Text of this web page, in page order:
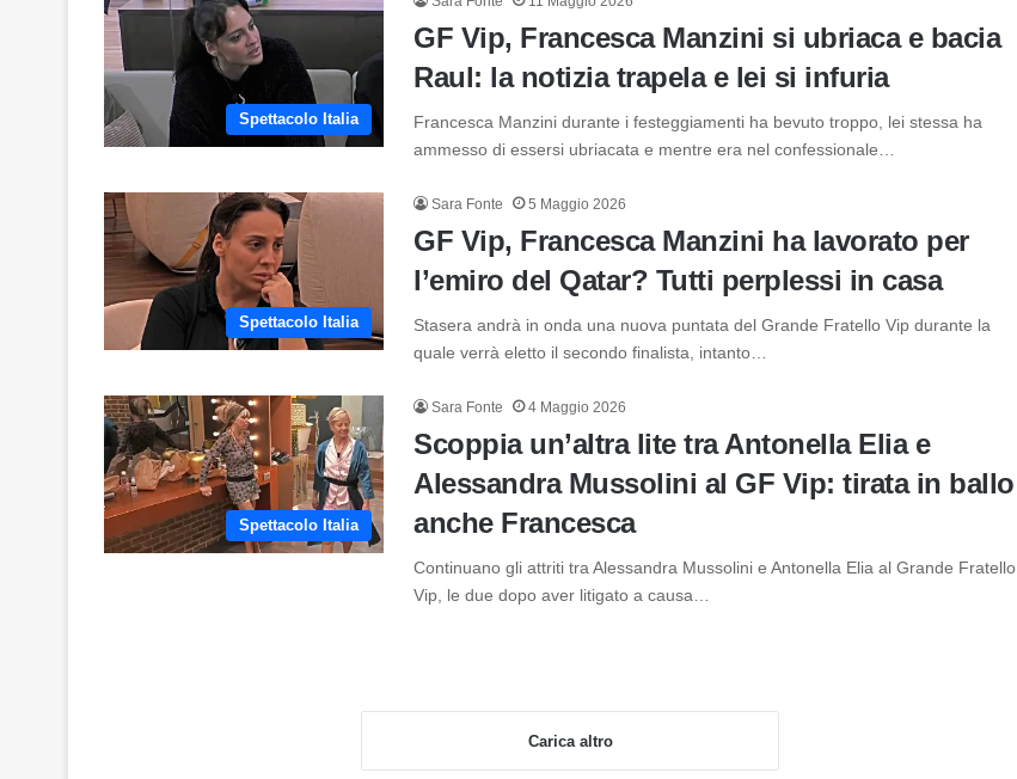
Spettacolo Italia
GF Vip, Francesca Manzini si ubriaca e bacia
Raul: la notizia trapela e lei si infuria
Francesca Manzini durante i festeggiamenti ha bevuto troppo, lei stessa ha
ammesso di essersi ubriacata e mentre era nel confessionale…
Spettacolo Italia
Sara Fonte 5 Maggio 2026
GF Vip, Francesca Manzini ha lavorato per
l’emiro del Qatar? Tutti perplessi in casa
Stasera andrà in onda una nuova puntata del Grande Fratello Vip durante la
quale verrà eletto il secondo finalista, intanto…
Spettacolo Italia
Sara Fonte 4 Maggio 2026
Scoppia un’altra lite tra Antonella Elia e
Alessandra Mussolini al GF Vip: tirata in ballo
anche Francesca
Continuano gli attriti tra Alessandra Mussolini e Antonella Elia al Grande Fratello
Vip, le due dopo aver litigato a causa…
Carica altro